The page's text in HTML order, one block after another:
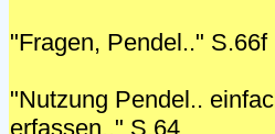
"Fragen, Pendel.." S.66f
"Nutzung Pendel..
erfassen.." S.64